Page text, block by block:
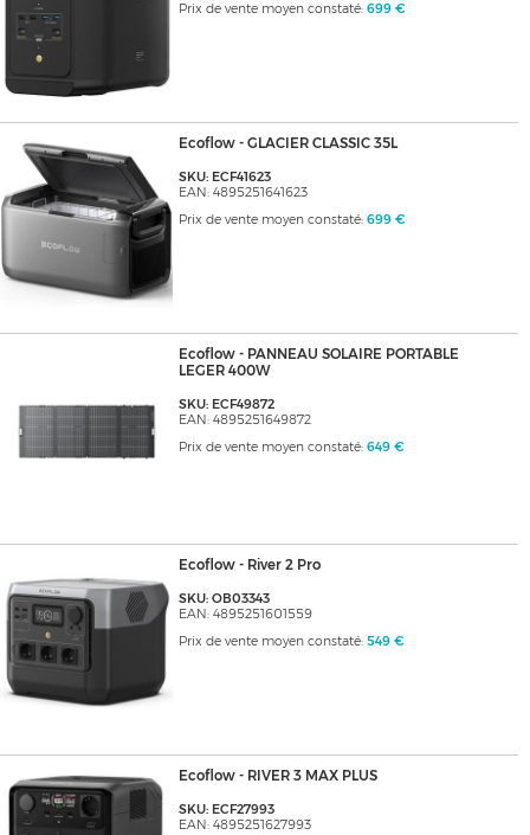
Prix de vente moyen constaté: 699 €
Ecoflow - GLACIER CLASSIC 35L
SKU: ECF41623
EAN: 4895251641623
Prix de vente moyen constaté: 699 €
Ecoflow - PANNEAU SOLAIRE PORTABLE
LEGER 400W
SKU: ECF49872
EAN: 4895251649872
Prix de vente moyen constaté: 649 €
Ecoflow - River 2 Pro
SKU: OB03343
EAN: 4895251601559
Prix de vente moyen constaté: 549 €
Ecoflow - RIVER 3 MAX PLUS
SKU: ECF27993
EAN: 4895251627993